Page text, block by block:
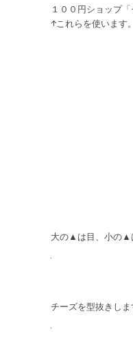
１００円ショップ
↑これらを使います。
大の▲は目、小の▲
チーズを型抜きしま